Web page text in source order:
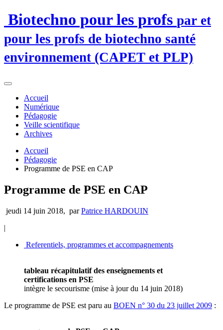
Biotechno pour les profs par et
pour les profs de biotechno santé
environnement (CAPET et PLP)
Accueil
Numérique
Pédagogie
Veille scientifique
Archives
Accueil
Pédagogie
Programme de PSE en CAP
Programme de PSE en CAP
jeudi 14 juin 2018, parPatrice HARDOUIN
|
Referentiels, programmes et accompagnements
tableau récapitulatif des enseignements et
certifications en PSE
intègre le secourisme (mise à jour du 14 juin 2018)
Le programme de PSE est paru au BOEN n° 30 du 23 juillet 2009 :